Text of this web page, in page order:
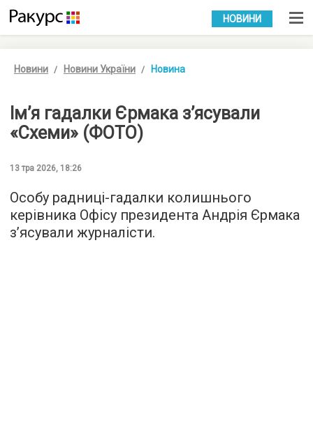
УКР РУС
НОВИНИ
Новини Новини України Новина
Ім’я гадалки Єрмака з’ясували
«Схеми» (ФОТО)
13 тра 2026, 18:26
Особу радниці-гадалки колишнього
керівника Офісу президента Андрія Єрмака
з’ясували журналісти.